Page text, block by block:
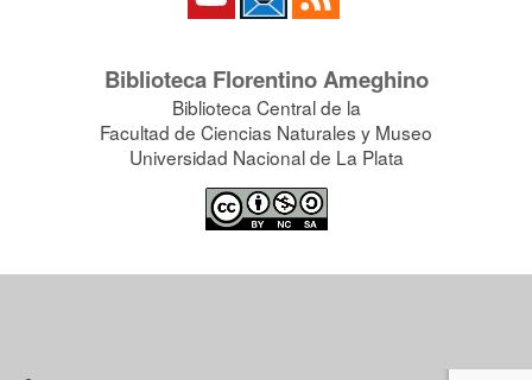
Biblioteca Florentino Ameghino
Biblioteca Central de la
Facultad de Ciencias Naturales y Museo
Universidad Nacional de La Plata